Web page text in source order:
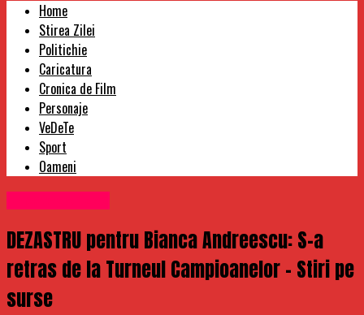
Home
Stirea Zilei
Politichie
Caricatura
Cronica de Film
Personaje
VeDeTe
Sport
Oameni
DEZASTRU pentru Bianca Andreescu: S-a
retras de la Turneul Campioanelor – Stiri pe
surse